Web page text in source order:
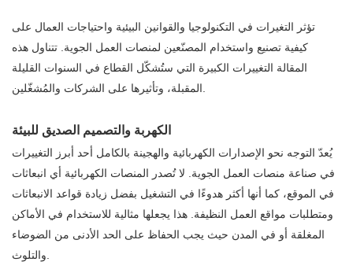
تؤثر التغيرات في التكنولوجيا والقوانين البيئية واحتياجات العمال على
كيفية تصنيع واستخدام المصنّعين لمنصات العمل الجوية. تتناول هذه
المقالة التغييرات الكبيرة التي ستُشكّل القطاع في السنوات القليلة
الكهربة والتصميم الصديق للبيئة
يُعدّ التوجه نحو الإصدارات الكهربائية والهجينة بالكامل أحد أبرز التغييرات
في صناعة منصات العمل الجوية. لا تُصدر المنصات الكهربائية أي انبعاثات
في الموقع، كما أنها أكثر هدوءًا في التشغيل بفضل زيادة قواعد الانبعاثات
ومتطلبات مواقع العمل النظيفة. هذا يجعلها مثالية للاستخدام في الأماكن
المغلقة أو في المدن حيث يجب الحفاظ على الحد الأدنى من الضوضاء